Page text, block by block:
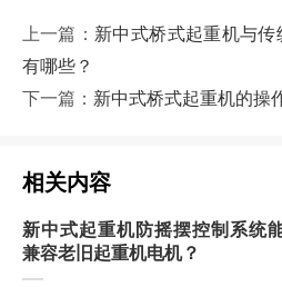
上一篇： 新中式桥式起重机与
有哪些？
下一篇： 新中式桥式起重机的操
相关内容
新中式起重机防摇摆控制系统
兼容老旧起重机电机？